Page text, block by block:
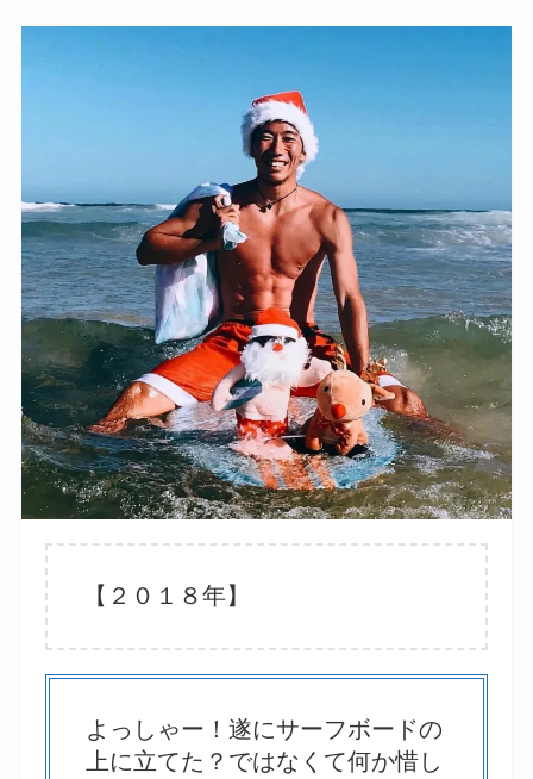
【２０１８年】
よっしゃー！遂にサーフボードの
上に立てた？ではなくて何か惜し